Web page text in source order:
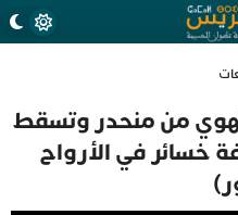
من منحدر وتسقط
خسائر في الأرواح